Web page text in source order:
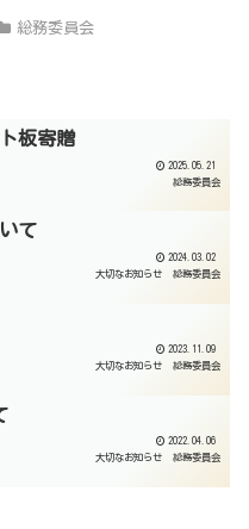
総務委員会
板寄贈
2025.05.21
総務委員会
て
2024.03.02
大切なお知らせ
総務委員会
2023.11.09
大切なお知らせ
総務委員会
2022.04.06
大切なお知らせ
総務委員会